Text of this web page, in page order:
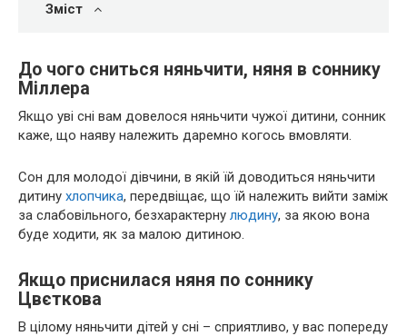
Зміст
До чого сниться няньчити, няня в соннику
Міллера
Якщо уві сні вам довелося няньчити чужої дитини, сонник
каже, що наяву належить даремно когось вмовляти.
Сон для молодої дівчини, в якій їй доводиться няньчити
дитину хлопчика, передвіщає, що їй належить вийти заміж
за слабовільного, безхарактерну людину, за якою вона
буде ходити, як за малою дитиною.
Якщо приснилася няня по соннику
Цвєткова
В цілому няньчити дітей у сні – сприятливо, у вас попереду